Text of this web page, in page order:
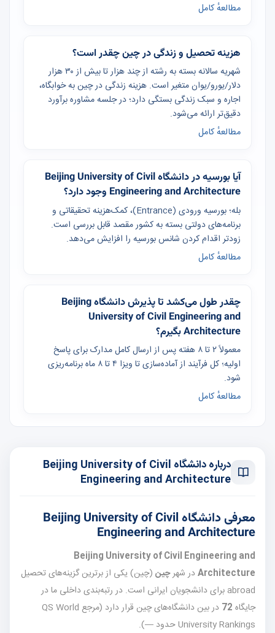
مطالعهٔ کامل
هزینه تحصیل و زندگی در چین چقدر است؟
شهریه سالانه بسته به رشته از چند هزار تا بیش از ۳۰ هزار
دلار/یورو/یوان متغیر است. هزینه زندگی در چین به خوابگاه،
اجاره و سبک زندگی بستگی دارد؛ در جلسه مشاوره برآورد
دقیق‌تر ارائه می‌شود.
مطالعهٔ کامل
آیا بورسیه در دانشگاه Beijing University of Civil
Engineering and Architecture وجود دارد؟
بله؛ بورسیه ورودی (Entrance)، کمک‌هزینه تحقیقاتی و
برنامه‌های دولتی بسته به کشور مقصد قابل بررسی است.
زودتر اقدام کردن شانس بورسیه را افزایش می‌دهد.
مطالعهٔ کامل
چقدر طول می‌کشد تا پذیرش دانشگاه Beijing
University of Civil Engineering and
Architecture بگیرم؟
معمولاً ۲ تا ۸ هفته پس از ارسال کامل مدارک برای پاسخ
اولیه؛ کل فرآیند از آماده‌سازی تا ویزا ۴ تا ۸ ماه برنامه‌ریزی
شود.
مطالعهٔ کامل
درباره دانشگاه Beijing University of Civil
Engineering and Architecture
معرفی دانشگاه Beijing University of Civil
Engineering and Architecture
Beijing University of Civil Engineering and
Architectureدر شهرچین (چین) یکی از برترین گزینه‌های تحصیل
abroad برای دانشجویان ایرانی است. در رتبه‌بندی داخلی ما در
جایگاه 72
در بین دانشگاه‌های چین قرار دارد (مرجع QS World
University Rankings حدود —).